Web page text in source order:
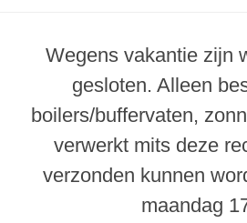
en toebehoren
met
Wegens vakantie zijn
gesloten. Alleen
boilers/buffervaten,
verwerkt mits deze
verzonden kunnen
maandag